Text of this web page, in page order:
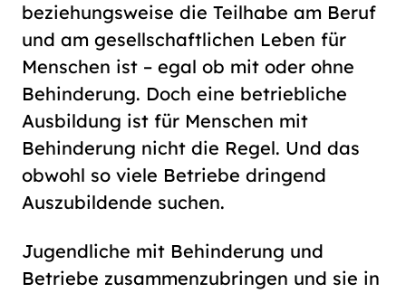
beziehungsweise die Teilhabe am Beruf
und am gesellschaftlichen Leben für
Menschen ist – egal ob mit oder ohne
Behinderung. Doch eine betriebliche
Ausbildung ist für Menschen mit
Behinderung nicht die Regel. Und das
obwohl so viele Betriebe dringend
Auszubildende suchen.
Jugendliche mit Behinderung und
Betriebe zusammenzubringen und sie in